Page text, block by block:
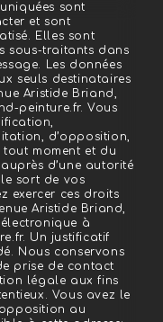
sont
et sont
Elles sont
sous-traitants dans
Les données
seuls destinataires
Aristide Briand,
peinture.fr. Vous
d’opposition,
moment et du
d’une autorité
sort de vos
exercer ces droits
Aristide Briand,
à
Un justificatif
Nous conservons
prise de contact
légale aux fins
Vous avez le
au